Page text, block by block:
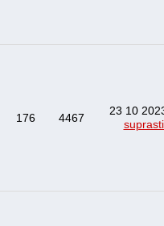
176 4467
23 10